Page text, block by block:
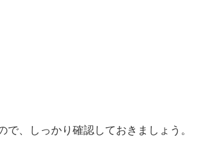
、しっかり確認しておきましょう。